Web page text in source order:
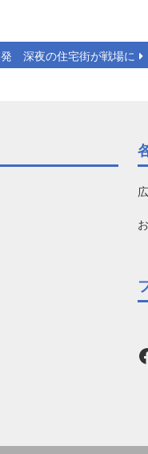
深夜の住宅街が戦場に